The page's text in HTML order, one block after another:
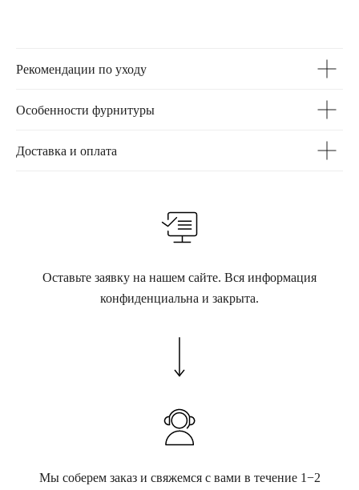
Рекомендации по уходу
Особенности фурнитуры
Доставка и оплата
Оставьте заявку на нашем сайте. Вся информация
конфиденциальна и закрыта.
Мы соберем заказ и свяжемся с вами в течение 1−2